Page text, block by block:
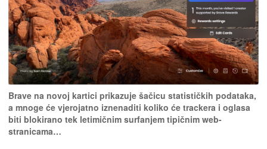
Brave na novoj kartici prikazuje šačicu statističkih podataka,
a mnoge će vjerojatno iznenaditi koliko će trackera i oglasa
biti blokirano tek letimičnim surfanjem tipičnim web-
stranicama…